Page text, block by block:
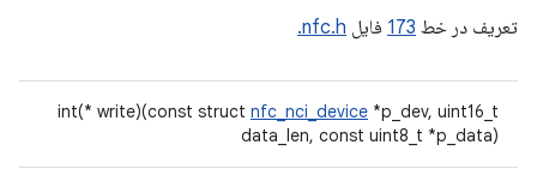
تعریف در خط 173 فایل nfc.h.
int(* write)(const struct nfc_nci_device *p_dev, uint16_t
data_len, const uint8_t *p_data)